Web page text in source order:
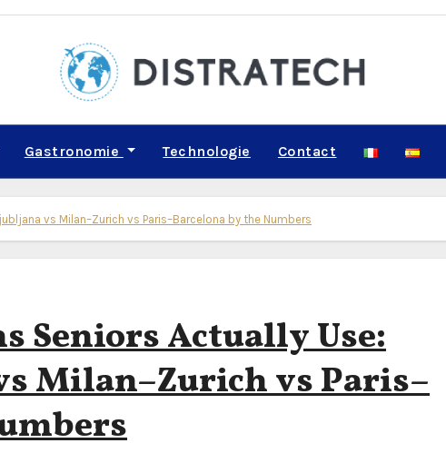
Gastronomie Technologie Contact
vs Milan–Zurich vs Paris–Barcelona by the Numbers
Seniors Actually Use:
Milan–Zurich vs Paris–